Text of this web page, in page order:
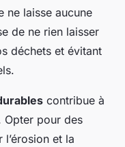
ne laisse aucune
de ne rien laisser
déchets et évitant
contribue à
Opter pour des
et la